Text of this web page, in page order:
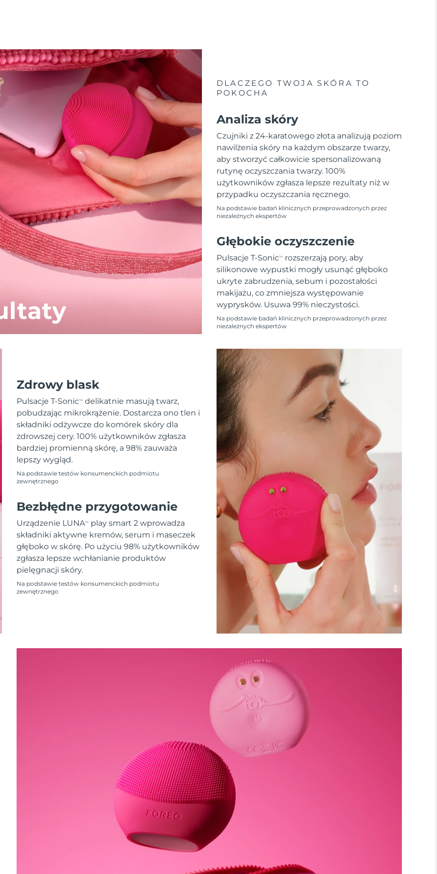
DLACZEGO TWOJA SKÓRA TO
POKOCHA
Analiza skóry
Czujniki z 24-karatowego złota analizują poziom
nawilżenia skóry na każdym obszarze twarzy,
aby stworzyć całkowicie spersonalizowaną
rutynę oczyszczania twarzy. 100%
użytkowników zgłasza lepsze rezultaty niż w
przypadku oczyszczania ręcznego.
Na podstawie badań klinicznych przeprowadzonych przez
niezależnych ekspertów
Głębokie oczyszczenie
Pulsacje T-SonicTM
rozszerzają pory, aby
silikonowe wypustki mogły usunąć głęboko
ukryte zabrudzenia, sebum i pozostałości
makijażu, co zmniejsza występowanie
wyprysków. Usuwa 99% nieczystości.
Na podstawie badań klinicznych przeprowadzonych przez
niezależnych ekspertów
Zdrowy blask
Pulsacje T-SonicTM
delikatnie masują twarz,
pobudzając mikrokrążenie. Dostarcza ono tlen i
składniki odżywcze do komórek skóry dla
zdrowszej cery. 100% użytkowników zgłasza
bardziej promienną skórę, a 98% zauważa
lepszy wygląd.
Na podstawie testów konsumenckich podmiotu
zewnętrznego
Bezbłędne przygotowanie
Urządzenie LUNATM
play smart 2 wprowadza
składniki aktywne kremów, serum i maseczek
głęboko w skórę. Po użyciu 98% użytkowników
zgłasza lepsze wchłanianie produktów
pielęgnacji skóry.
Na podstawie testów konsumenckich podmiotu
zewnętrznego